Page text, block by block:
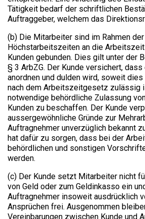
Tätigkeit bedarf der schriftlichen
Auftraggeber, welchem das
(b) Die Mitarbeiter sind im Rahmen
Höchstarbeitszeiten an die
Kunden gebunden. Dies gilt unter der
§ 3 ArbZG. Der Kunde versichert,
anordnen und dulden wird, soweit
nach dem Arbeitszeitgesetz zulässig
notwendige behördliche Zulassung
Kunden zu beschaffen. Der Kunde
aussergewöhnliche Gründe zur
Auftragnehmer unverzüglich bekannt
hat dafür zu sorgen, dass bei der
behördlichen und sonstigen
werden.
(c) Der Kunde setzt Mitarbeiter nicht
von Geld oder zum Geldinkasso ein
Auftragnehmer insoweit ausdrücklich
Ansprüchen frei. Ausgenommen
Vereinbarungen zwischen Kunde und